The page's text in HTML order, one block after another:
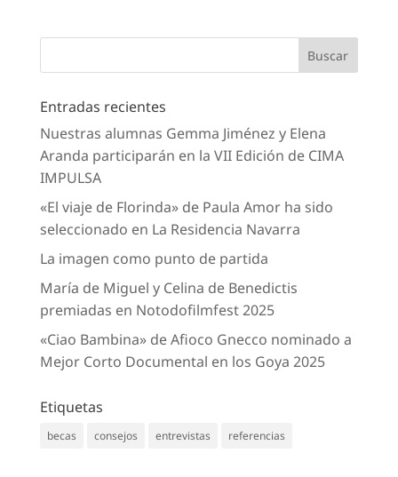
Entradas recientes
Nuestras alumnas Gemma Jiménez y Elena
Aranda participarán en la VII Edición de CIMA
IMPULSA
«El viaje de Florinda» de Paula Amor ha sido
seleccionado en La Residencia Navarra
La imagen como punto de partida
María de Miguel y Celina de Benedictis
premiadas en Notodofilmfest 2025
«Ciao Bambina» de Afioco Gnecco nominado a
Mejor Corto Documental en los Goya 2025
Etiquetas
becas consejos entrevistas referencias